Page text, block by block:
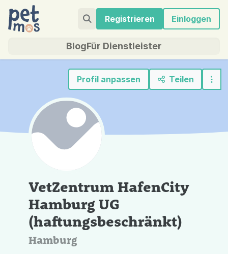
Registrieren Einloggen
BlogFür Dienstleister
Profil anpassen Teilen
VetZentrum HafenCity
Hamburg UG
(haftungsbeschränkt)
Hamburg